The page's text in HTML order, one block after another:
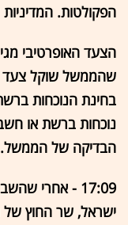
הפקולטות.
הצעד האופרטיבי
שהממשל שוקל צעד
בחינת הנוכחות
נוכחות ברשת או
הבדיקה של הממשל.
17:09 - אחרי
ישראל, שר החוץ של